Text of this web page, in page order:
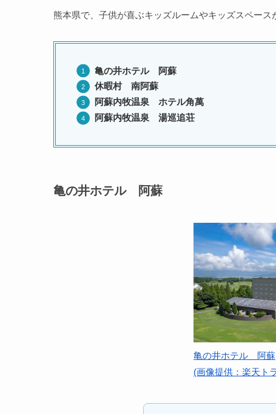
熊本県で、子供が喜ぶキッズルームやキッズスペース
亀の井ホテル 阿蘇
休暇村 南阿蘇
阿蘇内牧温泉 ホテル角萬
阿蘇内牧温泉 湯巡追荘
亀の井ホテル 阿蘇
亀の井ホテル 阿蘇
(画像提供：楽天ト